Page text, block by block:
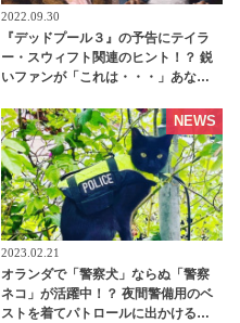
2022.09.30
『デッドプール３』の予告にテイラ
ー・スウィフト関連のヒント！？ 鋭
いファンが「これは・・・」あなた
2023.02.21
オランダで「警察犬」ならぬ「警察
ネコ」が活躍中！？ 夜間警備用のベ
ストを着てパトロールに出かける姿
NEWS